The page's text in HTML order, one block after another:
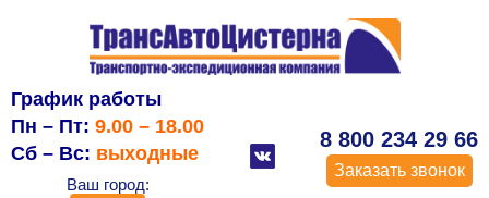
График работы
Пн – Пт: 9.00 – 18.00
Сб – Вс: выходные
Ваш город:
8 800 234 29 66
Заказать звонок